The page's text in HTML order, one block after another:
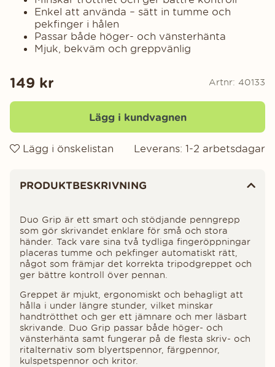
Enkel att använda – sätt in tumme och
pekfinger i hålen
Passar både höger- och vänsterhänta
Mjuk, bekväm och greppvänlig
149 kr Artnr: 40133
Lägg i kundvagnen
Lägg i önskelistan Leverans: 1-2 arbetsdagar
PRODUKTBESKRIVNING
Duo Grip är ett smart och stödjande penngrepp
som gör skrivandet enklare för små och stora
händer. Tack vare sina två tydliga fingeröppningar
placeras tumme och pekfinger automatiskt rätt,
något som främjar det korrekta tripodgreppet och
ger bättre kontroll över pennan.
Greppet är mjukt, ergonomiskt och behagligt att
hålla i under längre stunder, vilket minskar
handtrötthet och ger ett jämnare och mer läsbart
skrivande. Duo Grip passar både höger- och
vänsterhänta samt fungerar på de flesta skriv- och
ritalternativ som blyertspennor, färgpennor,
kulspetspennor och kritor.